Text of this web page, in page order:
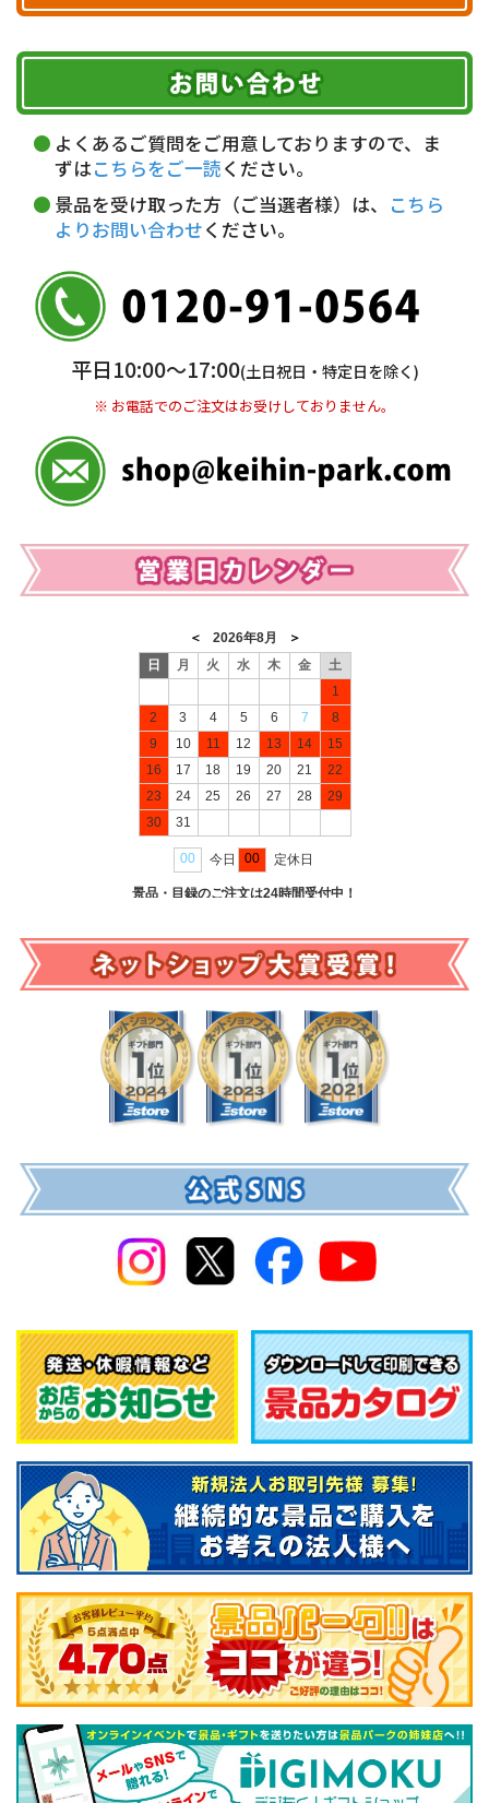
ヤマト運輸
お届け可能時間帯
午前中 14～16時
16～18時
18～20時
19～21時 指定なし
代金引換(現金のみ)
5,000円未満…330円(税込)
銀行振込(前払い)
普通 7263489
＜口座名＞ カ）ディースタイル
※ 振込み手数料お客様ご負担。
期限を含むルール（条件）や、お客様にご負担い
ただく費用がございます。
詳しくはこちら▶
よくあるご質問をご用意しておりますので、ま
ずはこちらをご一読ください。
景品を受け取った方（ご当選者様）は、 こちら
よりお問い合わせください。
平日10:00〜17:00(土日祝日・特定日を除く)
※ お電話でのご注文はお受けしておりません。